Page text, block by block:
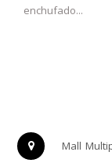
enchufado...
Mall